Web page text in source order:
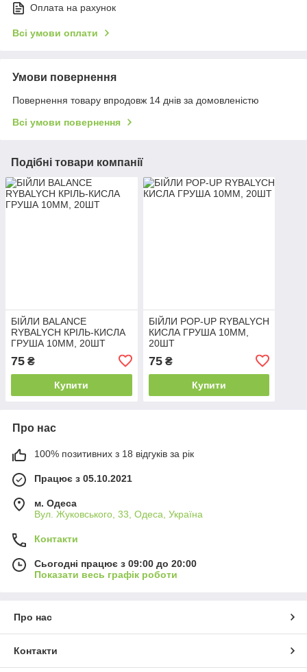
Оплата на рахунок
Всі умови оплати
Умови повернення
Повернення товару впродовж 14 днів за домовленістю
Всі умови повернення
Подібні товари компанії
БІЙЛИ BALANCE
RYBALYCH КРІЛЬ-КИСЛА
ГРУША 10ММ, 20ШТ
75 ₴
Купити
БІЙЛИ POP-UP RYBALYCH
КИСЛА ГРУША 10ММ,
20ШТ
75₴
Купити
Про нас
100% позитивних з 18 відгуків за рік
Працює з 05.10.2021
м. Одеса
Вул. Жуковського, 33, Одеса, Україна
Контакти
Сьогодні працює з 09:00 до 20:00
Показати весь графік роботи
Про нас
Контакти